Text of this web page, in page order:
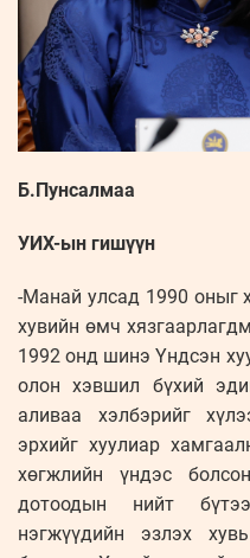
Б.Пунсалмаа
УИХ-ын гишүүн
-Манай улсад 1990 оныг
хувийн өмч
1992 онд шинэ Үндсэн
олон хэвшил бүхий
аливаа хэлбэрийг
эрхийг хуулиар
хөгжлийн үндэс
дотоодын нийт
нэгжүүдийн эзлэх